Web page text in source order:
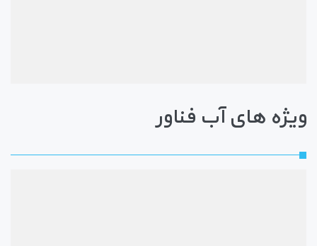
ویژه های آب فناور